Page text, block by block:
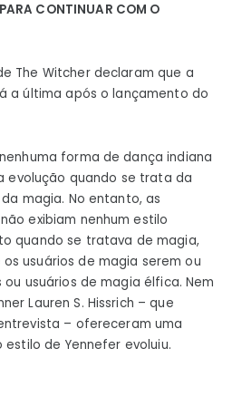
CONTINUAR COM O
de The Witcher declaram que a
a última após o lançamento do
forma de dança indiana
evolução quando se trata da
magia. No entanto, as
exibiam nenhum estilo
quando se tratava de magia,
usuários de magia serem ou
usuários de magia élfica. Nem
Lauren S. Hissrich – que
– ofereceram uma
de Yennefer evoluiu.